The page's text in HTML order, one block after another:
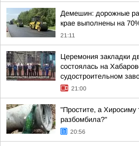
Демешин: дорожные
крае выполнены на
21:11
Церемония закладки
состоялась на
судостроительном
21:00
"Простите, а Хиросиму
разбомбила?"
20:56